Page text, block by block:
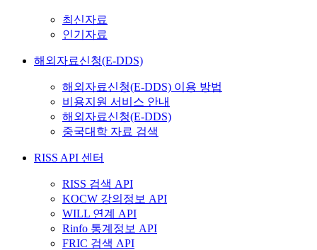
최신자료
인기자료
해외자료신청(E-DDS)
해외자료신청(E-DDS) 이용 방법
비용지원 서비스 안내
해외자료신청(E-DDS)
중국대학 자료 검색
RISS API 센터
RISS 검색 API
KOCW 강의정보 API
WILL 연계 API
Rinfo 통계정보 API
FRIC 검색 API